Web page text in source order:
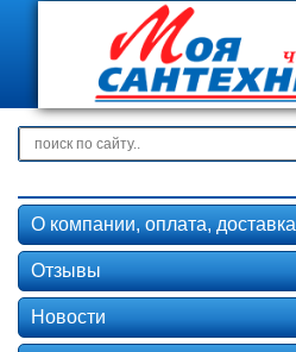
О компании, оплата, доставка
Отзывы
Новости